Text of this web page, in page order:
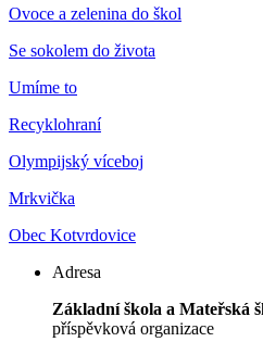
Ovoce a zelenina do škol
Se sokolem do života
Umíme to
Recyklohraní
Olympijský víceboj
Mrkvička
Obec Kotvrdovice
Adresa
Základní škola a Mateřská
příspěvková organizace